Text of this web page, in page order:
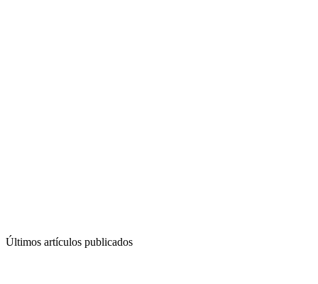
Últimos artículos publicados